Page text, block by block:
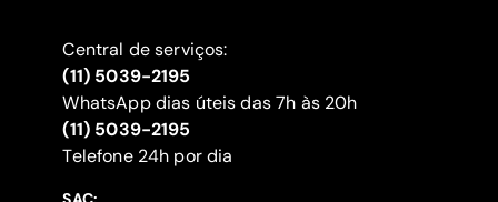
Central de serviços:
(11) 5039-2195
WhatsApp dias úteis das 7h às 20h
(11) 5039-2195
‍Telefone 24h por dia